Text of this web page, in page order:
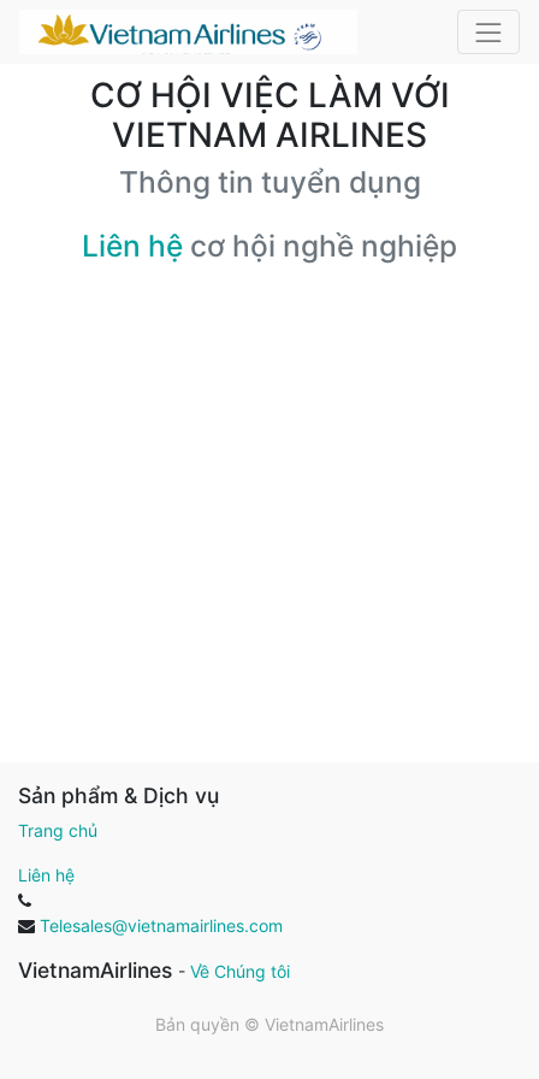
CƠ HỘI VIỆC LÀM VỚI
VIETNAM AIRLINES
Thông tin tuyển dụng
Liên hệ cơ hội nghề nghiệp
Sản phẩm & Dịch vụ
Trang chủ
Liên hệ
Telesales@vietnamairlines.com
VietnamAirlines - Về Chúng tôi
Bản quyền © VietnamAirlines